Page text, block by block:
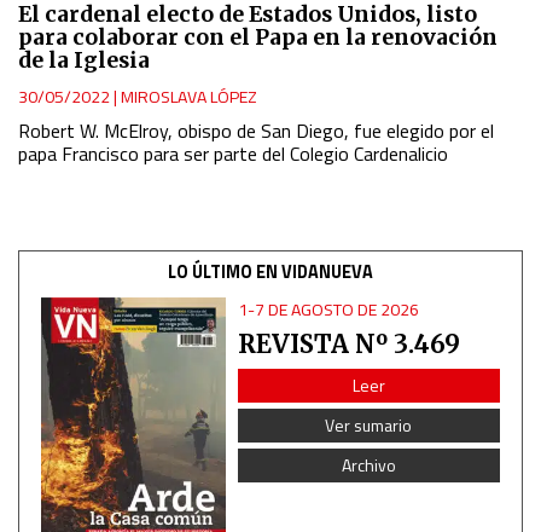
El cardenal electo de Estados Unidos, listo
para colaborar con el Papa en la renovación
de la Iglesia
30/05/2022|MIROSLAVA LÓPEZ
Robert W. McElroy, obispo de San Diego, fue elegido por el
papa Francisco para ser parte del Colegio Cardenalicio
LO ÚLTIMO EN VIDANUEVA
1-7 DE AGOSTO DE 2026
REVISTA Nº 3.469
Leer
Ver sumario
Archivo
Develop and improve services
Use limited data to select content
IAB Special Features:
Identify devices based on information actively requested
Non-IAB processing purposes:
Essential
Analytical
Functional